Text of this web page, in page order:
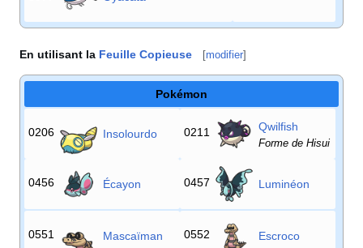
En utilisant la Feuille Copieuse [modifier]
Pokémon
0206 Insolourdo 0211 Qwilfish
Forme de Hisui
0456 Écayon 0457 Luminéon
0551 Mascaïman 0552 Escroco